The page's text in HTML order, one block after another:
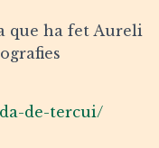
Ó
que ha fet Aureli
de-tercui/